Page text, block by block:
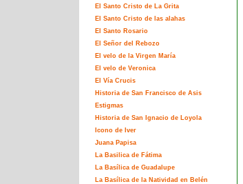
El Santo Cristo de La Grita
El Santo Cristo de las alahas
El Santo Rosario
El Señor del Rebozo
El velo de la Virgen María
El velo de Veronica
El Vía Crucis
Historia de San Francisco de Asis
Estigmas
Historia de San Ignacio de Loyola
Icono de Iver
Juana Papisa
La Basilica de Fátima
La Basílica de Guadalupe
La Basílica de la Natividad en Belén